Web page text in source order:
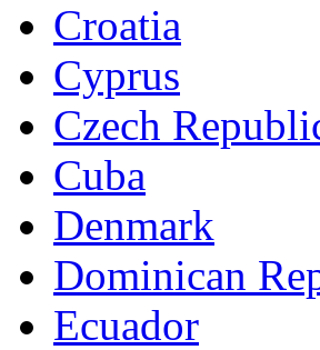
Croatia
Cyprus
Czech
Cuba
Denmark
Dominican
Ecuador